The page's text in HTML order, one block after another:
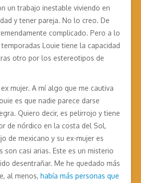
un trabajo inestable viviendo en
y tener pareja. No lo creo. De
complicado. Pero a lo
Louie tiene la capacidad
otro por los estereotipos de
mujer. A mí algo que me cautiva
es que nadie parece darse
Quiero decir, es pelirrojo y tiene
de nórdico en la costa del Sol,
de mexicano y su ex-mujer es
son casi arias. Este es un misterio
desentrañar. Me he quedado más
al menos, había más personas que